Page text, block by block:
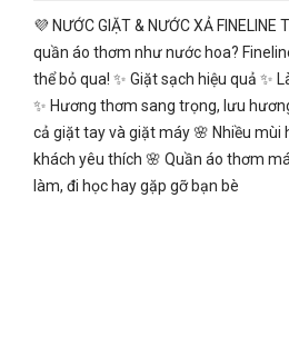
💜 NƯỚC GIẶT & NƯỚC XẢ
quần áo thơm như nước hoa?
thể bỏ qua! ✨ Giặt sạch hiệu quả ✨
✨ Hương thơm sang trọng, lưu
cả giặt tay và giặt máy 🌸 Nhiều mùi
khách yêu thích 🌸 Quần áo thơm
làm, đi học hay gặp gỡ bạn bè